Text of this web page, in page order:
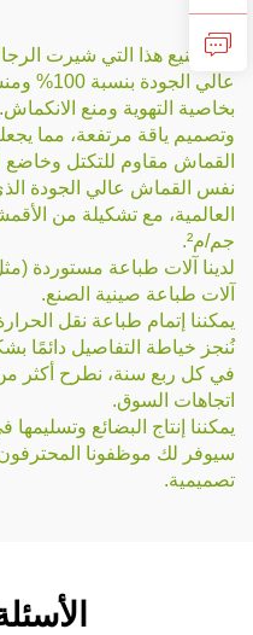
تم تصنيع هذا التي شيرت
بخاصية التهوية ومنع
وتصميم ياقة مرتفعة، مما
القماش مقاوم للتكتل
نفس القماش عالي الجودة
جم/م².
آلات طباعة صينية الصنع.
يمكننا إتمام طباعة نقل
نُنجز خياطة التفاصيل دائمًا
اتجاهات السوق.
يمكننا إنتاج البضائع
سيوفر لك موظفونا المحترفون
تصميمية.